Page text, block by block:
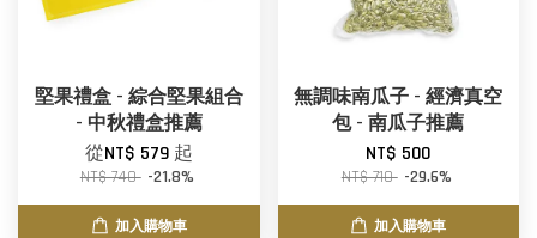
堅果禮盒 - 綜合堅果組合
- 中秋禮盒推薦
從NT$ 579 起
NT$ 740 -21.8%
加入購物車
無調味南瓜子 - 經濟真空
包 - 南瓜子推薦
NT$ 500
NT$ 710 -29.6%
加入購物車